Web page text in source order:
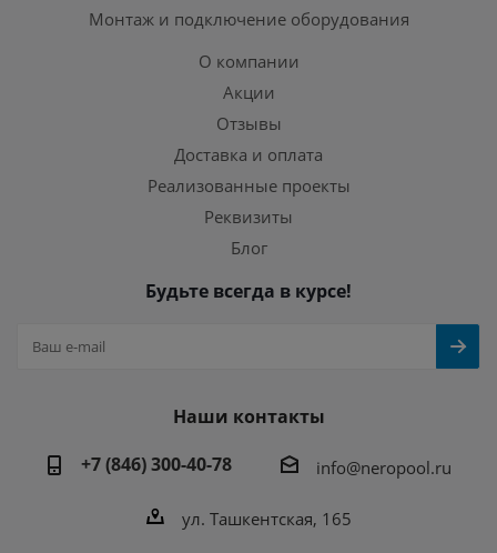
Монтаж и подключение оборудования
О компании
Акции
Отзывы
Доставка и оплата
Реализованные проекты
Реквизиты
Блог
Будьте всегда в курсе!
Наши контакты
+7 (846) 300-40-78
info@neropool.ru
ул. Ташкентская, 165